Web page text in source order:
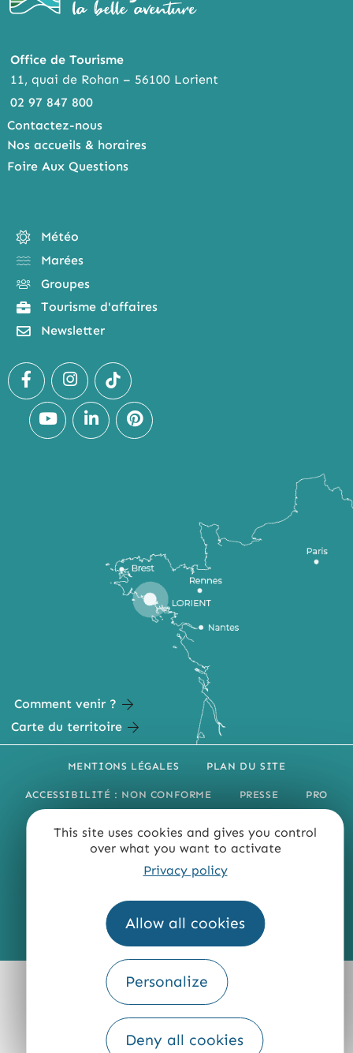
This site uses cookies and gives you control
over what you want to activate
Privacy policy
Allow all cookies
Personalize
Deny all cookies
Office de Tourisme
11, quai de Rohan – 56100 Lorient
02 97 847 800
Contactez-nous
Nos accueils & horaires
Foire Aux Questions
Météo
Marées
Groupes
Tourisme d'affaires
Newsletter
Comment venir ?
Carte du territoire
MENTIONS LÉGALES PLAN DU SITE
ACCESSIBILITÉ : NON CONFORME PRESSE PRO
Fourni par
Traduction